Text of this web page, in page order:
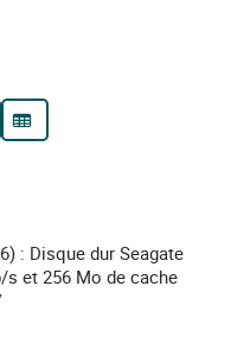
: Disque dur Seagate
s et 256 Mo de cache